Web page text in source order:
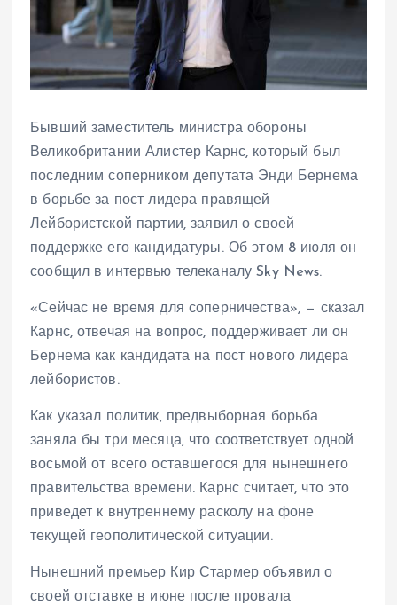
Бывший заместитель министра обороны
Великобритании Алистер Карнс, который был
последним соперником депутата Энди Бернема
в борьбе за пост лидера правящей
Лейбористской партии, заявил о своей
поддержке его кандидатуры. Об этом 8 июля он
сообщил в интервью телеканалу Sky News.
«Сейчас не время для соперничества», — сказал
Карнс, отвечая на вопрос, поддерживает ли он
Бернема как кандидата на пост нового лидера
лейбористов.
Как указал политик, предвыборная борьба
заняла бы три месяца, что соответствует одной
восьмой от всего оставшегося для нынешнего
правительства времени. Карнс считает, что это
приведет к внутреннему расколу на фоне
текущей геополитической ситуации.
Нынешний премьер Кир Стармер объявил о
своей отставке в июне после провала